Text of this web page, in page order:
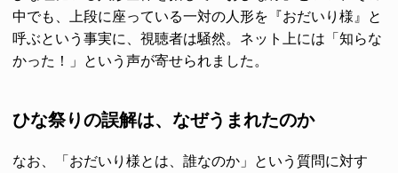
中でも、上段に座っている一対の人形を『おだいり様』と
呼ぶという事実に、視聴者は騒然。ネット上には「知らな
かった！」という声が寄せられました。
ひな祭りの誤解は、なぜうまれたのか
なお、「おだいり様とは、誰なのか」という質問に対す